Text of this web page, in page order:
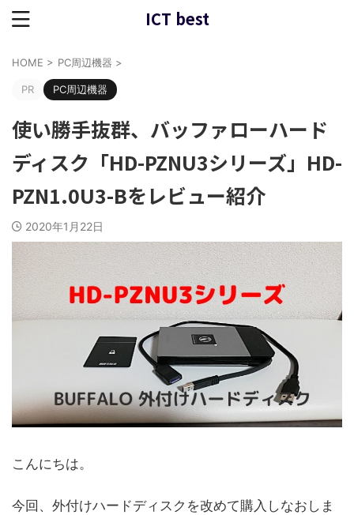
ICT best
HOME > PC周辺機器 >
PR PC周辺機器
使い勝手抜群、バッファローハード
ディスク「HD-PZNU3シリーズ」HD-
PZN1.0U3-Bをレビュー紹介
2020年1月22日
こんにちは。
今回、外付けハードディスクを改めて購入しなおしま